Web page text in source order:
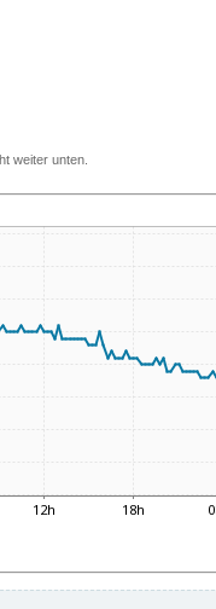
weiter unten.